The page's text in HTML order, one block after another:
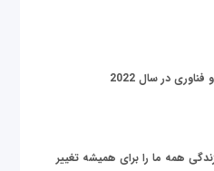
همه ما را برای همیشه تغییر